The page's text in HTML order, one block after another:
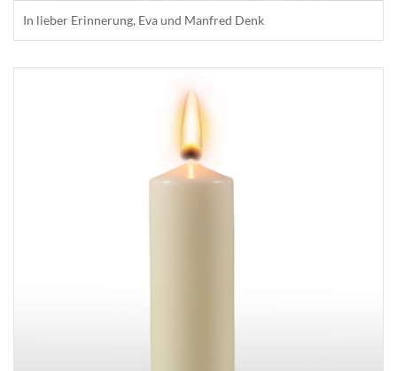
In lieber Erinnerung, Eva und Manfred Denk